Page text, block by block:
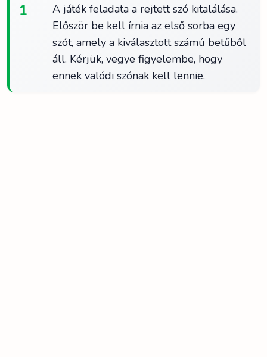
1
A játék feladata a rejtett szó kitalálása.
Először be kell írnia az első sorba egy
szót, amely a kiválasztott számú betűből
áll. Kérjük, vegye figyelembe, hogy
ennek valódi szónak kell lennie.